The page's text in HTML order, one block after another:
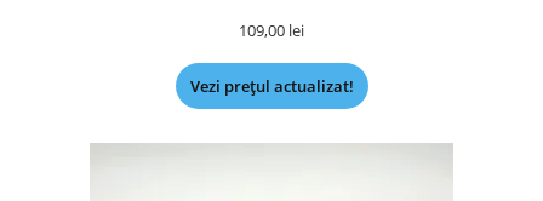
109,00 lei
Vezi prețul actualizat!